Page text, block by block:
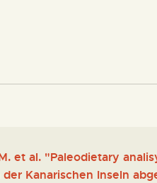
et al. "Paleodietary
Kanarischen Inseln